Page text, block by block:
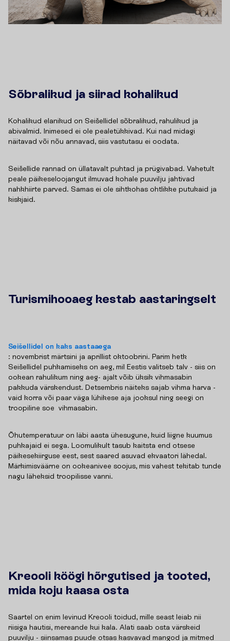
Sõbralikud ja siirad kohalikud
Kohalikud elanikud on Seišellidel sõbralikud, rahulikud ja
abivalmid. Inimesed ei ole pealetükkivad. Kui nad midagi
näitavad või nõu annavad, siis vastutasu ei oodata.
Seišellide rannad on üllatavalt puhtad ja prügivabad. Vahetult
peale päikeseloojangut ilmuvad kohale puuvilju jahtivad
nahkhiirte parved. Samas ei ole sihtkohas ohtlikke putukaid ja
kiskjaid.
Turismihooaeg kestab aastaringselt
Seišellidel on kaks aastaaega
: novembrist märtsini ja aprillist oktoobrini. Parim hetk
Seišellidel puhkamiseks on aeg, mil Eestis valitseb talv - siis on
ookean rahulikum ning aeg- ajalt võib üksik vihmasabin
pakkuda värskendust. Detsembris näiteks sajab vihma harva -
vaid korra või paar väga lühikese aja jooksul ning seegi on
troopiline soe vihmasabin.
Õhutemperatuur on läbi aasta ühesugune, kuid liigne kuumus
puhkajaid ei sega. Loomulikult tasub kaitsta end otsese
päikesekiirguse eest, sest saared asuvad ekvaatori lähedal.
Märkimisväärne on ookeanivee soojus, mis vahest tekitab tunde
nagu läheksid troopilisse vanni.
Kreooli köögi hõrgutised ja tooted,
mida koju kaasa osta
Saartel on enim levinud Kreooli toidud, mille seast leiab nii
riisiga hautisi, mereande kui kala. Alati saab osta värskeid
puuvilju - siinsamas puude otsas kasvavad mangod ja mitmed